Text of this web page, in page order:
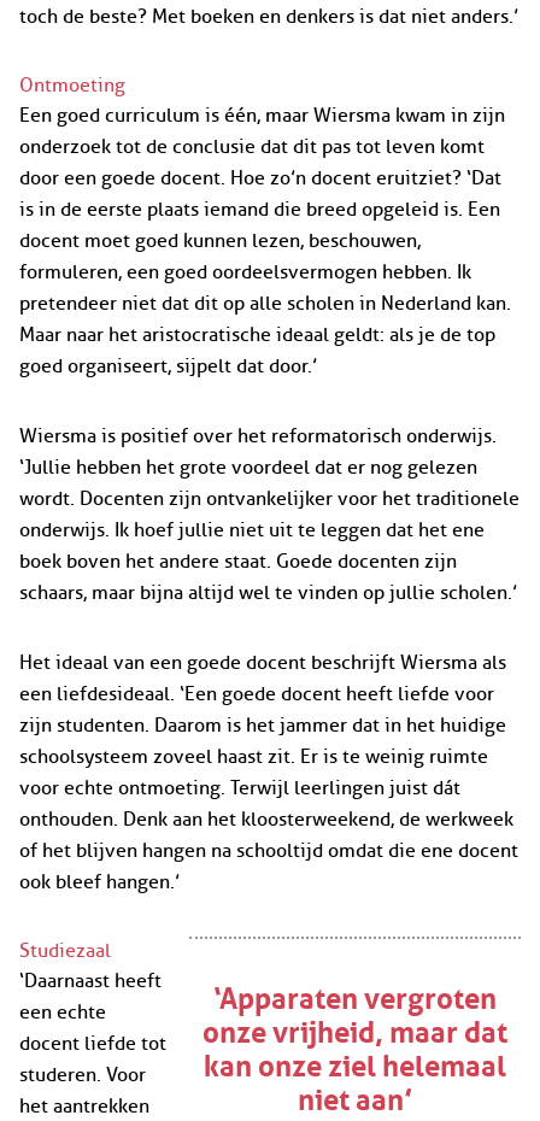
toch de beste? Met boeken en denkers is dat niet anders.’
Ontmoeting
Een goed curriculum is één, maar Wiersma kwam in zijn
onderzoek tot de conclusie dat dit pas tot leven komt
door een goede docent. Hoe zo’n docent eruitziet? ‘Dat
is in de eerste plaats iemand die breed opgeleid is. Een
docent moet goed kunnen lezen, beschouwen,
formuleren, een goed oordeelsvermogen hebben. Ik
pretendeer niet dat dit op alle scholen in Nederland kan.
Maar naar het aristocratische ideaal geldt: als je de top
goed organiseert, sijpelt dat door.’
Wiersma is positief over het reformatorisch onderwijs.
‘Jullie hebben het grote voordeel dat er nog gelezen
wordt. Docenten zijn ontvankelijker voor het traditionele
onderwijs. Ik hoef jullie niet uit te leggen dat het ene
boek boven het andere staat. Goede docenten zijn
schaars, maar bijna altijd wel te vinden op jullie scholen.’
Het ideaal van een goede docent beschrijft Wiersma als
een liefdesideaal. ‘Een goede docent heeft liefde voor
zijn studenten. Daarom is het jammer dat in het huidige
schoolsysteem zoveel haast zit. Er is te weinig ruimte
voor echte ontmoeting. Terwijl leerlingen juist dát
onthouden. Denk aan het kloosterweekend, de werkweek
of het blijven hangen na schooltijd omdat die ene docent
ook bleef hangen.’
‘Apparaten vergroten
onze vrijheid, maar dat
kan onze ziel helemaal
niet aan’
Studiezaal
‘Daarnaast heeft
een echte
docent liefde tot
studeren. Voor
het aantrekken